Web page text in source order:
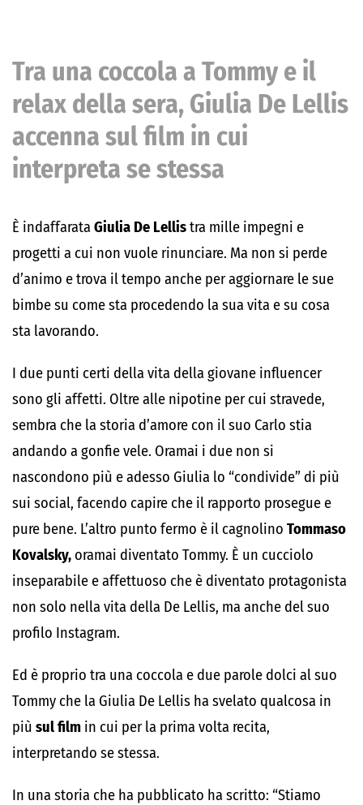
Tra una coccola a Tommy e il
relax della sera, Giulia De Lellis
accenna sul film in cui
interpreta se stessa
È indaffarata Giulia De Lellistra mille impegni e
progetti a cui non vuole rinunciare. Ma non si perde
d’animo e trova il tempo anche per aggiornare le sue
bimbe su come sta procedendo la sua vita e su cosa
sta lavorando.
I due punti certi della vita della giovane influencer
sono gli affetti. Oltre alle nipotine per cui stravede,
sembra che la storia d’amore con il suo Carlo stia
andando a gonfie vele. Oramai i due non si
nascondono più e adesso Giulia lo “condivide” di più
sui social, facendo capire che il rapporto prosegue e
pure bene. L’altro punto fermo è il cagnolino Tommaso
Kovalsky, oramai diventato Tommy. È un cucciolo
inseparabile e affettuoso che è diventato protagonista
non solo nella vita della De Lellis, ma anche del suo
profilo Instagram.
Ed è proprio tra una coccola e due parole dolci al suo
Tommy che la Giulia De Lellis ha svelato qualcosa in
più sul film in cui per la prima volta recita,
interpretando se stessa.
In una storia che ha pubblicato ha scritto: “Stiamo